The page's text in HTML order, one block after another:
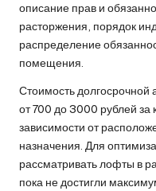
описание прав и
расторжения, порядок
распределение
помещения.
Стоимость долгосрочной
от 700 до 3000 рублей за
зависимости от
назначения. Для
рассматривать лофты в
пока не достигли